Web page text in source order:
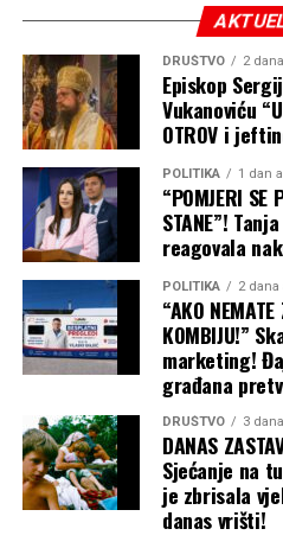
osporavanje i padanje pred
Nakon što je “pokupio
okončao eksploataciju uglja
kod Prijedora, a iza bagera i
Exporta” ostale su razorene
klizišta i pustoš koju
katastrofom.
Klječanin, međutim, odbacuje
lokalnim zajednicama
Bistrice kaže da je u toku
trave i voća.
“Do sada smo platili oko 11
poreze i koncesiju za
U narednih par godina
miliona za koncesije i
DRUŠTVO 2
Episkop
Vukanoviću “U
OTROV i
POLITIKA 1 dan
“POMJERI SE
STANE”!
reagovala
POLITIKA 2 dana
“AKO
KOMBIJU!”
marketing!
građana
DRUŠTVO 3
DANAS
Sjećanje na
je zbrisala
danas vrišti!